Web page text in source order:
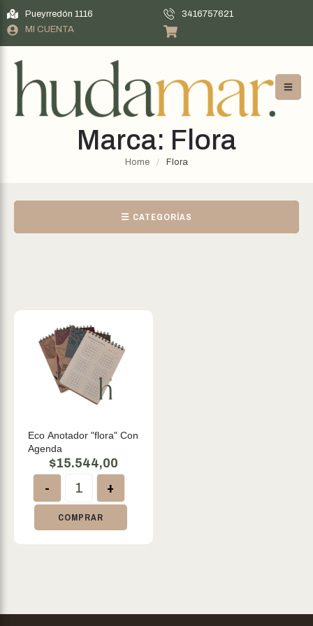
Pueyrredón 1116
3416757621
MI CUENTA
Marca: Flora
Home / Flora
☰ CATEGORÍAS
Eco Anotador "flora" Con
Agenda
$15.544,00
- +
COMPRAR